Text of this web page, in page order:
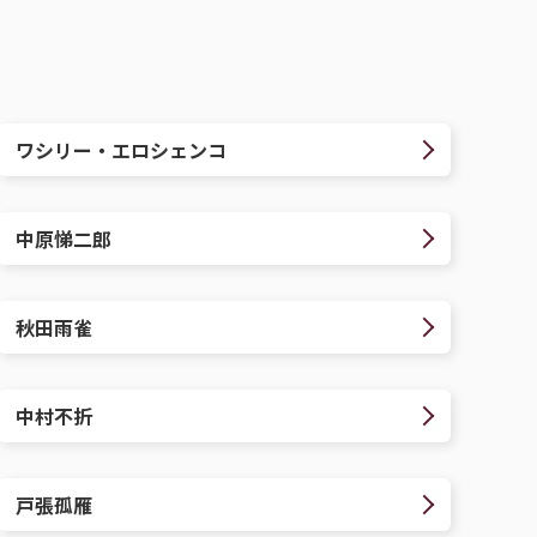
ワシリー・エロシェンコ
中原悌二郎
秋田雨雀
中村不折
戸張孤雁